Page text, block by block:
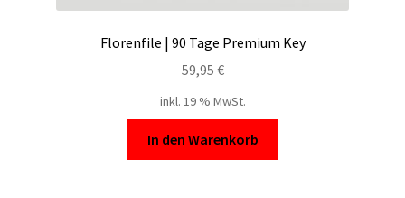
Florenfile | 90 Tage Premium Key
59,95 €
inkl. 19 % MwSt.
In den Warenkorb